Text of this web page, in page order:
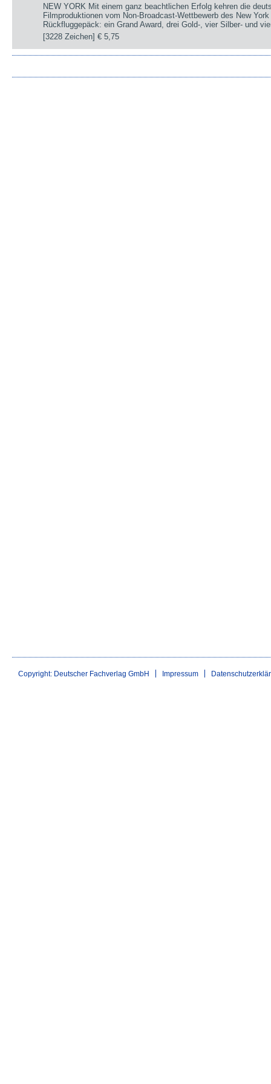
NEW YORK Mit einem ganz beachtlichen Erfolg kehren die
Filmproduktionen vom Non-Broadcast-Wettbewerb des New
Rückfluggepäck: ein Grand Award, drei Gold-, vier Silber- und
[3228 Zeichen]€ 5,75
Copyright: Deutscher Fachverlag GmbH Impressum